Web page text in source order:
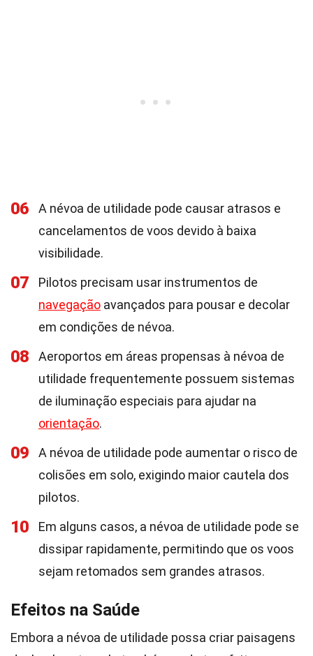
06
A névoa de utilidade pode causar atrasos e
cancelamentos de voos devido à baixa
visibilidade.
07
Pilotos precisam usar instrumentos de
navegação avançados para pousar e decolar
em condições de névoa.
08
Aeroportos em áreas propensas à névoa de
utilidade frequentemente possuem sistemas
de iluminação especiais para ajudar na
orientação.
09
A névoa de utilidade pode aumentar o risco de
colisões em solo, exigindo maior cautela dos
pilotos.
10
Em alguns casos, a névoa de utilidade pode se
dissipar rapidamente, permitindo que os voos
sejam retomados sem grandes atrasos.
Efeitos na Saúde
Embora a névoa de utilidade possa criar paisagens